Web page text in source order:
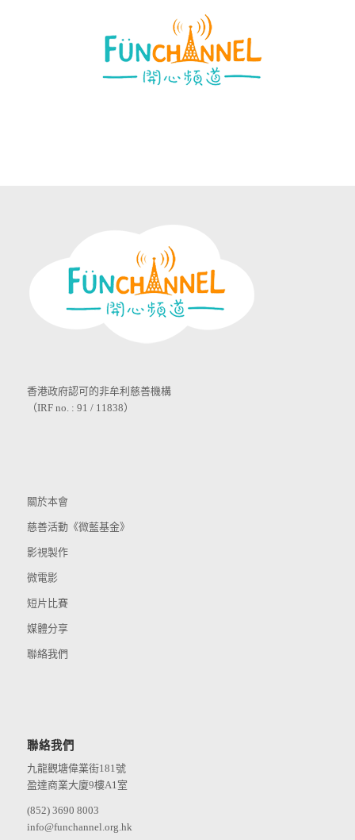
香港政府認可的非牟利慈善機構
（IRF no. : 91 / 11838）
關於本會
慈善活動《微藍基金》
影視製作
微電影
短片比賽
媒體分享
聯絡我們
聯絡我們
九龍觀塘偉業街181號
盈達商業大廈9樓A1室
(852) 3690 8003
info@funchannel.org.hk